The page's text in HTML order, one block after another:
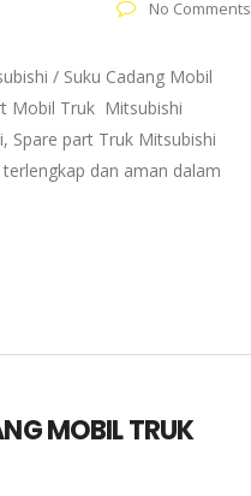
No Comments
/ Suku Cadang Mobil
Mobil Truk Mitsubishi
part Truk Mitsubishi
dan aman dalam
MOBIL TRUK